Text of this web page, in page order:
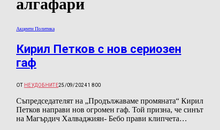
алгафари
Акценти Политика
Кирил Петков с нов сериозен
гаф
ОТ НЕУДОБНИТЕ25/09/20241 800
Съпредседателят на „Продължаваме промяната“ Кирил
Петков направи нов огромен гаф. Той призна, че синът
на Магърдич Халваджиян- Бебо прави клипчета…